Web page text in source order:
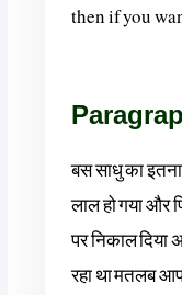
then if you
बस साधु का
लाल हो गया और
पर निकाल
रहा था मतलब